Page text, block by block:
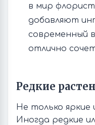
в мир
добавляют
современный
отлично
Редкие
Не только
Иногда редкие